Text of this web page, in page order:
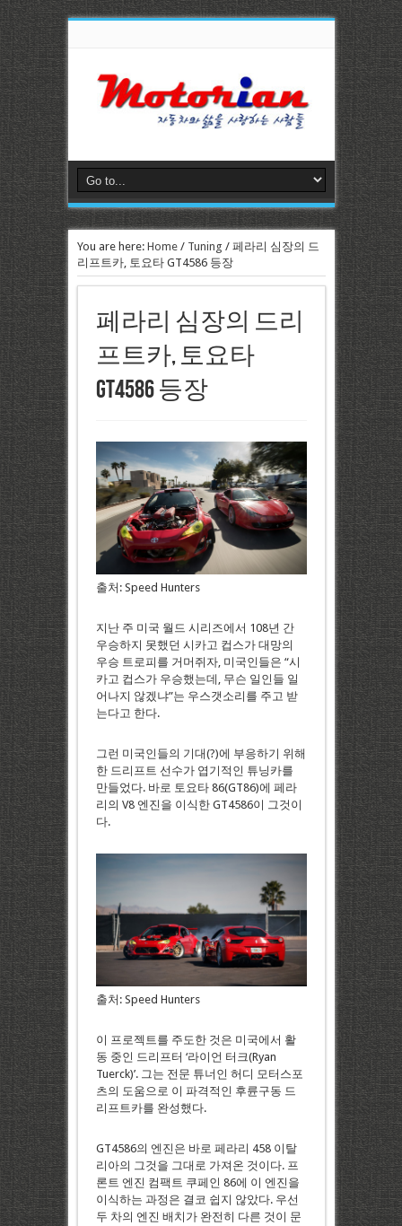
You are here: Home/ Tuning / 페라리 심장의 드
리프트카, 토요타 GT4586 등장
페라리 심장의 드리
프트카, 토요타
GT4586 등장
출처: Speed Hunters
지난 주 미국 월드 시리즈에서 108년 간
우승하지 못했던 시카고 컵스가 대망의
우승 트로피를 거머쥐자, 미국인들은 “시
카고 컵스가 우승했는데, 무슨 일인들 일
어나지 않겠냐”는 우스갯소리를 주고 받
는다고 한다.
그런 미국인들의 기대(?)에 부응하기 위해
한 드리프트 선수가 엽기적인 튜닝카를
만들었다. 바로 토요타 86(GT86)에 페라
리의 V8 엔진을 이식한 GT4586이 그것이
다.
출처: Speed Hunters
이 프로젝트를 주도한 것은 미국에서 활
동 중인 드리프터 ‘라이언 터크(Ryan
Tuerck)’. 그는 전문 튜너인 허디 모터스포
츠의 도움으로 이 파격적인 후륜구동 드
리프트카를 완성했다.
GT4586의 엔진은 바로 페라리 458 이탈
리아의 그것을 그대로 가져온 것이다. 프
론트 엔진 컴팩트 쿠페인 86에 이 엔진을
이식하는 과정은 결코 쉽지 않았다. 우선
두 차의 엔진 배치가 완전히 다른 것이 문